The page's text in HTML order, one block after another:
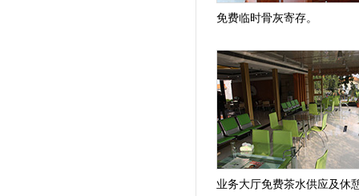
免费临时骨灰寄存。
业务大厅免费茶水供应及休